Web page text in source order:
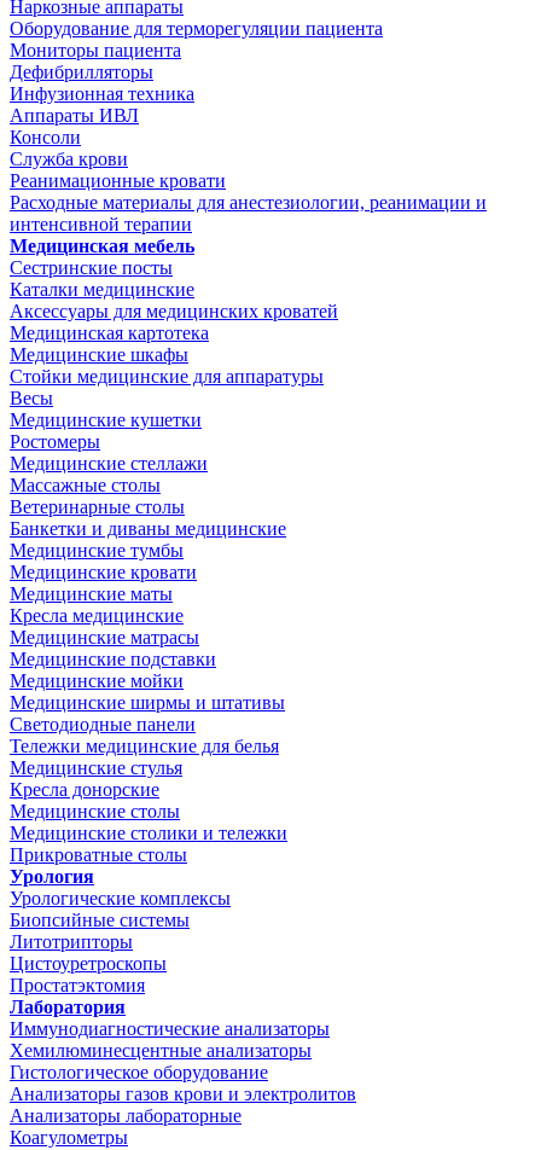
Наркозные аппараты
Оборудование для терморегуляции пациента
Мониторы пациента
Дефибрилляторы
Инфузионная техника
Аппараты ИВЛ
Консоли
Служба крови
Реанимационные кровати
Расходные материалы для анестезиологии, реанимации и
интенсивной терапии
Медицинская мебель
Сестринские посты
Каталки медицинские
Аксессуары для медицинских кроватей
Медицинская картотека
Медицинские шкафы
Стойки медицинские для аппаратуры
Весы
Медицинские кушетки
Ростомеры
Медицинские стеллажи
Массажные столы
Ветеринарные столы
Банкетки и диваны медицинские
Медицинские тумбы
Медицинские кровати
Медицинские маты
Кресла медицинские
Медицинские матрасы
Медицинские подставки
Медицинские мойки
Медицинские ширмы и штативы
Светодиодные панели
Тележки медицинские для белья
Медицинские стулья
Кресла донорские
Медицинские столы
Медицинские столики и тележки
Прикроватные столы
Урология
Урологические комплексы
Биопсийные системы
Литотрипторы
Цистоуретроскопы
Простатэктомия
Лаборатория
Иммунодиагностические анализаторы
Хемилюминесцентные анализаторы
Гистологическое оборудование
Анализаторы газов крови и электролитов
Анализаторы лабораторные
Коагулометры